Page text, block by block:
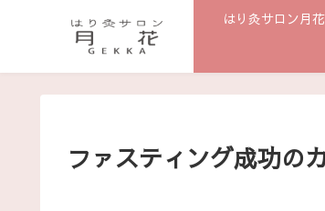
はり灸サロン月
ファスティング成功の